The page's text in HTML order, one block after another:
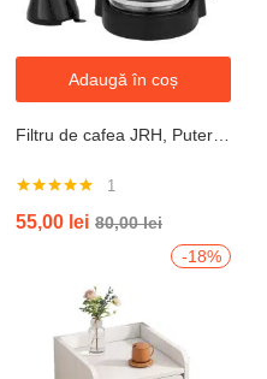
Adaugă în coș
5.00din 5
1
55,00 lei 80,00lei
-18%